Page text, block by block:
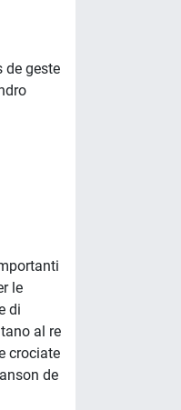
de geste
le
di
al re
crociate
de